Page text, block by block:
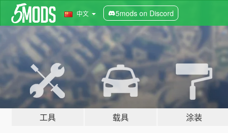
中文 5mods on Discord
工具 载具 涂装